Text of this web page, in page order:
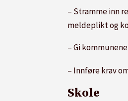
– Stramme inn
meldeplikt og
– Gi
– Innføre krav
Skole